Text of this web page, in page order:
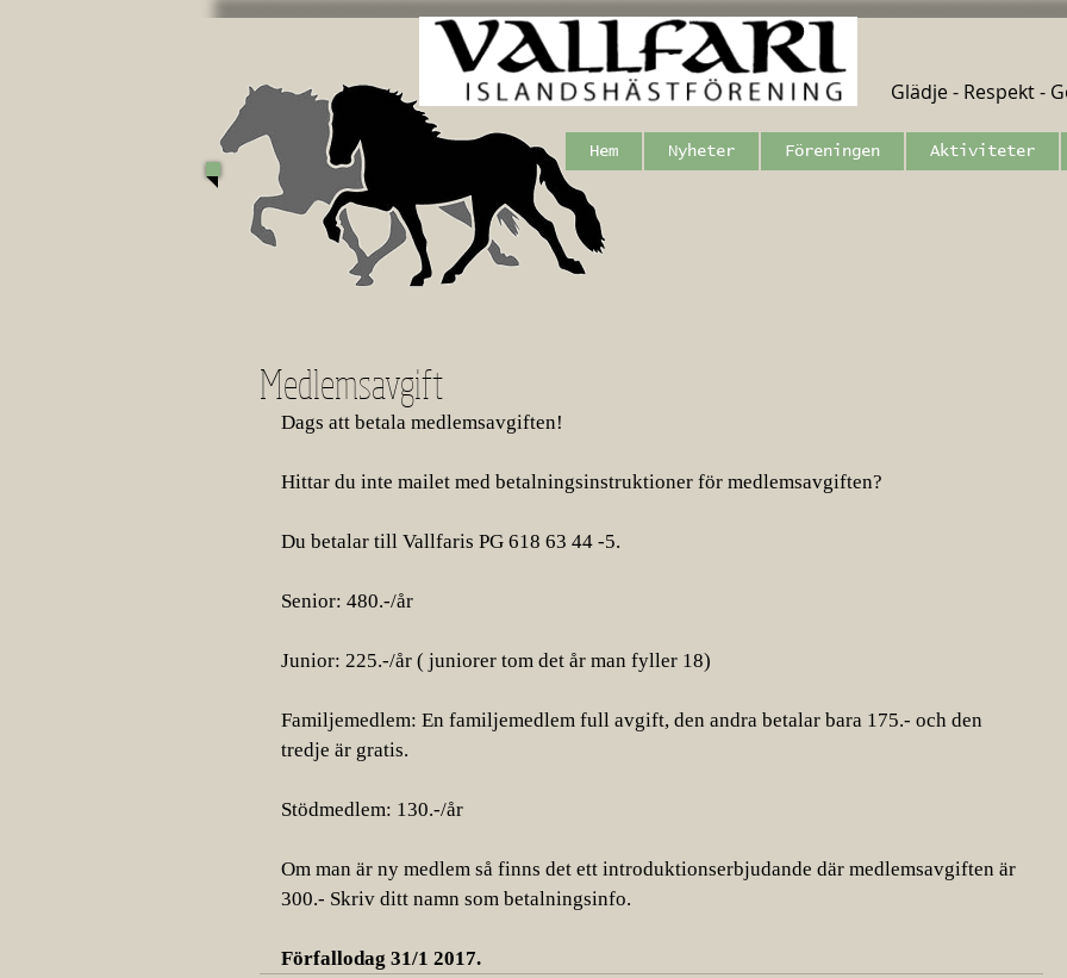
Hem Nyheter Föreningen Aktiviteter
Glädje - Respekt -
Medlemsavgift
Dags att betala medlemsavgiften!
Hittar du inte mailet med betalningsinstruktioner för medlemsavgiften?
Du betalar till Vallfaris PG 618 63 44 -5.
Senior: 480.-/år
Junior: 225.-/år ( juniorer tom det år man fyller 18)
Familjemedlem: En familjemedlem full avgift, den andra betalar bara 175.- och den
tredje är gratis.
Stödmedlem: 130.-/år
Om man är ny medlem så finns det ett introduktionserbjudande där medlemsavgiften är
300.- Skriv ditt namn som betalningsinfo.
Förfallodag 31/1 2017.